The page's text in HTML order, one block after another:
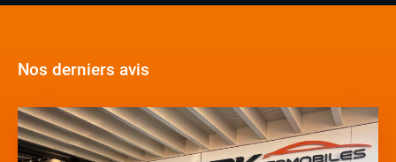
Nos derniers avis